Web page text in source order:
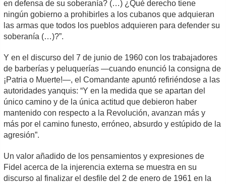
en defensa de su soberanía? (…) ¿Qué derecho tiene
ningún gobierno a prohibirles a los cubanos que adquieran
las armas que todos los pueblos adquieren para defender su
soberanía (…)?”.
Y en el discurso del 7 de junio de 1960 con los trabajadores
de barberías y peluquerías —cuando enunció la consigna de
¡Patria o Muerte!—, el Comandante apuntó refiriéndose a las
autoridades yanquis: “Y en la medida que se apartan del
único camino y de la única actitud que debieron haber
mantenido con respecto a la Revolución, avanzan más y
más por el camino funesto, erróneo, absurdo y estúpido de la
agresión”.
Un valor añadido de los pensamientos y expresiones de
Fidel acerca de la injerencia externa se muestra en su
discurso al finalizar el desfile del 2 de enero de 1961 en la